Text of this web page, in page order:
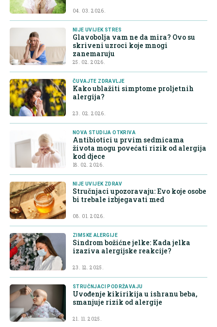
04. 03. 2026.
NIJE UVIJEK STRES
Glavobolja vam ne da mira? Ovo su
skriveni uzroci koje mnogi
zanemaruju
25. 02. 2026.
ČUVAJTE ZDRAVLJE
Kako ublažiti simptome proljetnih
alergija?
23. 02. 2026.
NOVA STUDIJA OTKRIVA
Antibiotici u prvim sedmicama
života mogu povećati rizik od alergija
kod djece
18. 02. 2026.
NIJE UVIJEK ZDRAV
Stručnjaci upozoravaju: Evo koje osobe
bi trebale izbjegavati med
08. 01. 2026.
ZIMSKE ALERGIJE
Sindrom božićne jelke: Kada jelka
izaziva alergijske reakcije?
23. 12. 2025.
STRUČNJACI PODRŽAVAJU
Uvođenje kikirikija u ishranu beba,
smanjuje rizik od alergije
21. 11. 2025.